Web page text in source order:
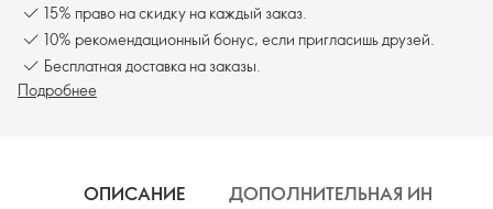
15% право на скидку на каждый заказ.
10% рекомендационный бонус, если пригласишь друзей.
Бесплатная доставка на заказы.
Подробнее
ОПИСАНИЕ ДОПОЛНИТЕЛЬНАЯ